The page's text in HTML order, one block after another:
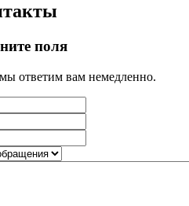
поля
ответим вам немедленно.